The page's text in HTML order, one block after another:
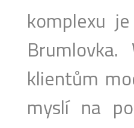
komplexu
klientům
myslí na